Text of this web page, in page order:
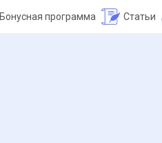
Бонусная программа Статьи